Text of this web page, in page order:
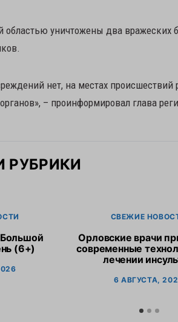
уничтожены два вражеских
нет, на местах
– проинформировал глава
РУБРИКИ
(6+)
СВЕЖИЕ
Орловские врачи
современные
лечении
6 АВГУСТА,